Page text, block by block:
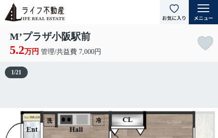
M’プラザ小阪駅前
5.2万円 管理/共益費 7,000円
1/21